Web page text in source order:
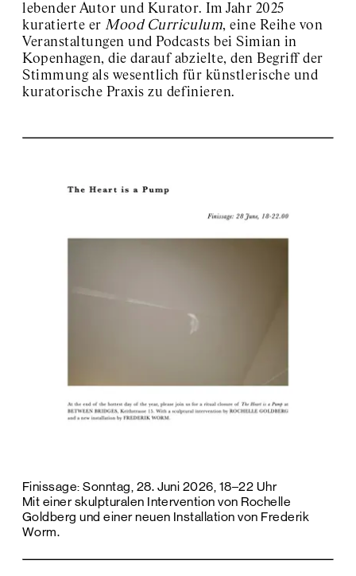
lebender Autor und Kurator. Im Jahr 2025
kuratierte erMood Curriculum, eine Reihe von
Veranstaltungen und Podcasts bei Simian in
Kopenhagen, die darauf abzielte, den Begriff der
Stimmung als wesentlich für künstlerische und
kuratorische Praxis zu definieren.
Finissage: Sonntag, 28. Juni 2026, 18–22 Uhr
Mit einer skulpturalen Intervention von Rochelle
Goldberg und einer neuen Installation von Frederik
Worm.